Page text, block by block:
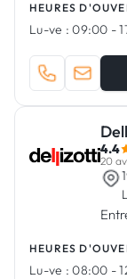
HEURES
Lu-ve : 09:00 -
4.4
20
HEURES
Lu-ve : 08:00 -